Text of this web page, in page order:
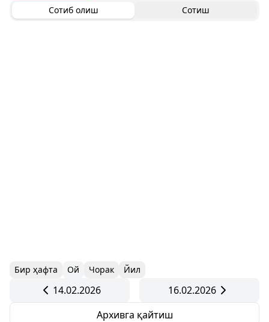
Сотиб олиш Сотиш
Бир ҳафта Ой Чорак Йил
14.02.2026
16.02.2026
Архивга қайтиш